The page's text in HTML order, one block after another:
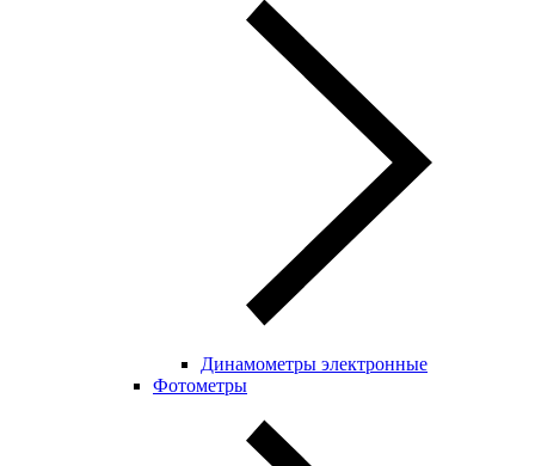
Динамометры электронные
Фотометры